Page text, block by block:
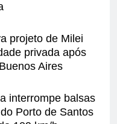
projeto de Milei
privada após
Aires
interrompe balsas
Porto de Santos